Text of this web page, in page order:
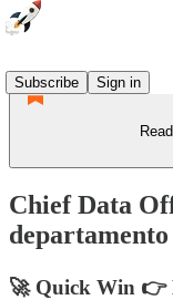
Subscribe
Sign in
Chief Data
departamento
🚀 Quick Win 👉